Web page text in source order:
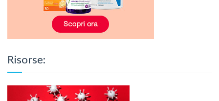
Risorse: